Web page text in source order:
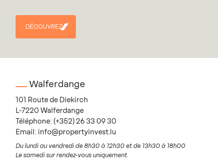
DÉCOUVREZ
DÉCOUVREZ
Walferdange
101 Route de Diekirch
L-7220 Walferdange
Téléphone: (+352) 26 33 09 30
Email: info@propertyinvest.lu
Du lundi au vendredi de 8h30 à 12h30 et de 13h30 à 18h00
Le samedi sur rendez-vous uniquement.